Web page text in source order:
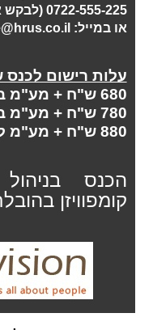
0722-555-225 (לבקש את דבורית)
או במייל:
עלות רישום לכנס
680 ש"ח + מע"מ ברישום מוקדם
780 ש"ח + מע"מ ברישום ביניים
880 ש"ח + מע"מ
הכנס
קומפוויזן